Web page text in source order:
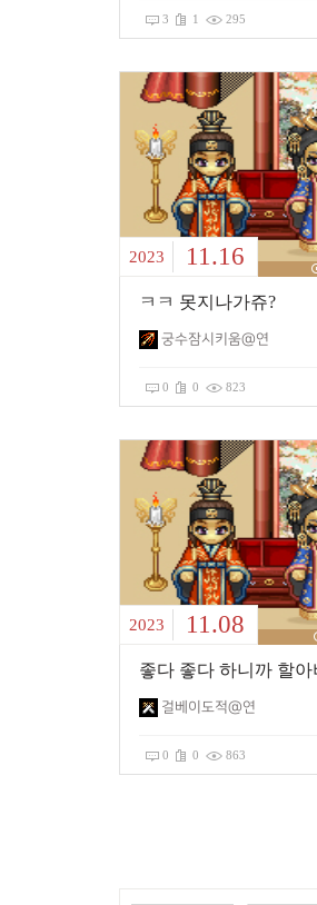
3 1 295
2023 11.16
ㅋㅋ 못지나가쥬?
궁수잠시키움@연
0 0 823
2023 11.08
걸베이도적@연
0 0 863